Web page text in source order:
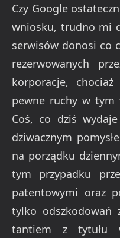
Czy Google
wniosku, trudno mi
serwisów donosi co
rezerwowanych
korporacje,
pewne ruchy w tym
Coś, co dziś
dziwacznym
na porządku
tym przypadku
patentowymi oraz
tylko odszkodowań
tantiem z tytułu